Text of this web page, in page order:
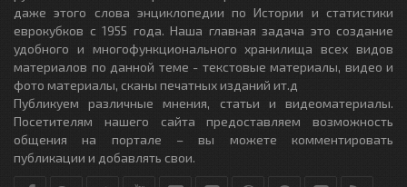
даже этого слова энциклопедии по Истории и статистики
еврокубков с 1955 года. Наша главная задача это создание
удобного и многофункционального хранилища всех видов
материалов по данной теме - текстовые материалы, видео и
фото материалы, сканы печатных изданий ит.д
Публикуем различные мнения, статьи и видеоматериалы.
Посетителям нашего сайта предоставляем возможность
общения на портале – вы можете комментировать
публикации и добавлять свои.